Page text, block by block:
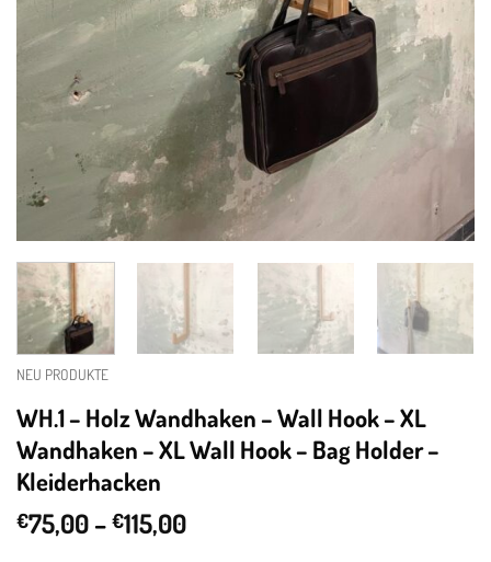
NEU PRODUKTE
WH.1 – Holz Wandhaken – Wall Hook – XL
Wandhaken – XL Wall Hook – Bag Holder –
Kleiderhacken
€75,00– €115,00Price